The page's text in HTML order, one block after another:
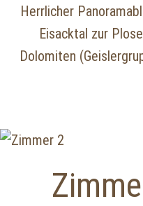
Herrlicher
Eisacktal zur
Dolomiten